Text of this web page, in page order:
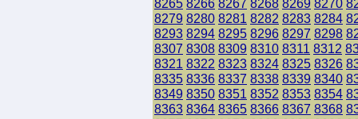
8265 8266 8267 8268 8269 8270
8279 8280 8281 8282 8283 8284
8293 8294 8295 8296 8297 8298
8307 8308 8309 8310 8311 8312
8321 8322 8323 8324 8325 8326
8335 8336 8337 8338 8339 8340
8349 8350 8351 8352 8353 8354
8363 8364 8365 8366 8367 8368